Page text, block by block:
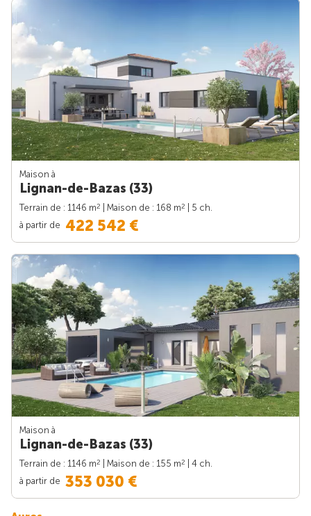
Maison à
Lignan-de-Bazas (33)
Terrain de : 1146 m2 | Maison de : 168 m2
| 5 ch.
à partir de 422 542 €
Maison à
Lignan-de-Bazas (33)
Terrain de : 1146 m2 | Maison de : 155 m2
| 4 ch.
à partir de 353 030 €